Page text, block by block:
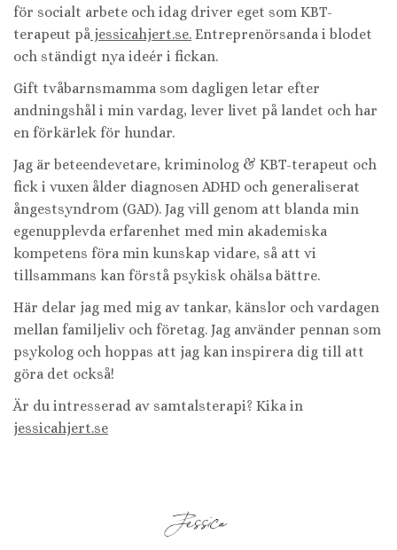
för socialt arbete och idag driver eget som KBT-
terapeut på jessicahjert.se. Entreprenörsanda i blodet
och ständigt nya ideér i fickan.
Gift tvåbarnsmamma som dagligen letar efter
andningshål i min vardag, lever livet på landet och har
en förkärlek för hundar.
Jag är beteendevetare, kriminolog & KBT-terapeut och
fick i vuxen ålder diagnosen ADHD och generaliserat
ångestsyndrom (GAD). Jag vill genom att blanda min
egenupplevda erfarenhet med min akademiska
kompetens föra min kunskap vidare, så att vi
tillsammans kan förstå psykisk ohälsa bättre.
Här delar jag med mig av tankar, känslor och vardagen
mellan familjeliv och företag. Jag använder pennan som
psykolog och hoppas att jag kan inspirera dig till att
göra det också!
Är du intresserad av samtalsterapi? Kika in
jessicahjert.se